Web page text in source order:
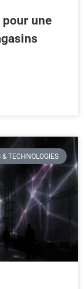
pour une
& TECHNOLOGIES